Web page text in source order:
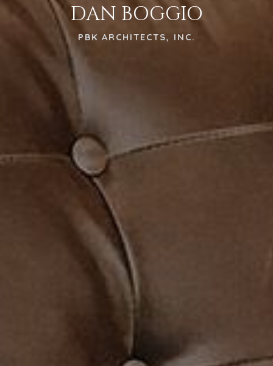
DAN BOGGIO
PBK ARCHITECTS, INC.